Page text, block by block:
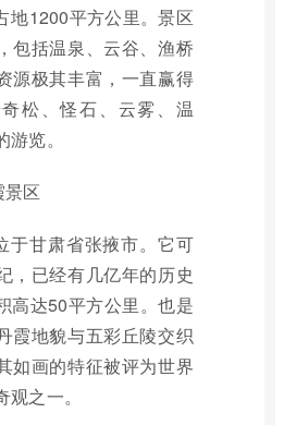
地1200平方公里。景区
包括温泉、云谷、渔桥
源极其丰富，一直赢得
松、怪石、云雾、温
览。
区
于甘肃省张掖市。它可
，已经有几亿年的历史
高达50平方公里。也是
霞地貌与五彩丘陵交织
如画的特征被评为世界
之一。